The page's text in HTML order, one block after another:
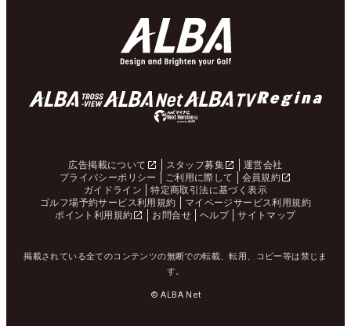
広告掲載について スタッフ募集
運営会社
プライバシーポリシー
ご利用に際して
会員規約
ガイドライン
特定商取引法に基づく表示
ゴルフ場予約サービス利用規約
マイページサービス利用規約
ポイント利用規約
お問合せ ヘルプ サイトマップ
掲載されている全てのコンテンツの無断での転載、転用、コピー等は禁じま
す。
© ALBA Net